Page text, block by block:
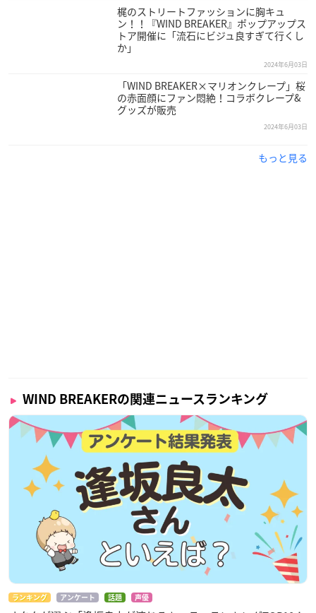
梶のストリートファッションに胸キュ
ン！！『WIND BREAKER』ポップアップス
トア開催に「流石にビジュ良すぎて行くし
か」
2024年6月03日
「WIND BREAKER×マリオンクレープ」桜
の赤面顔にファン悶絶！コラボクレープ&
グッズが販売
2024年6月03日
もっと見る
WIND BREAKERの関連ニュースランキング
ランキング アンケート 話題 声優